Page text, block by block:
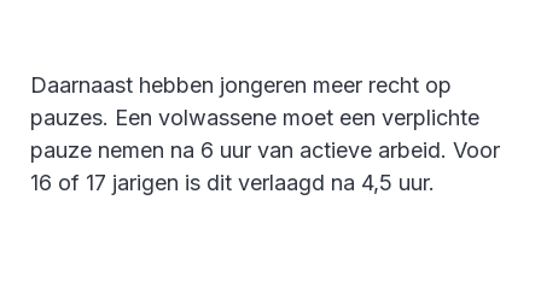
Daarnaast hebben jongeren meer recht op
pauzes. Een volwassene moet een verplichte
pauze nemen na 6 uur van actieve arbeid. Voor
16 of 17 jarigen is dit verlaagd na 4,5 uur.